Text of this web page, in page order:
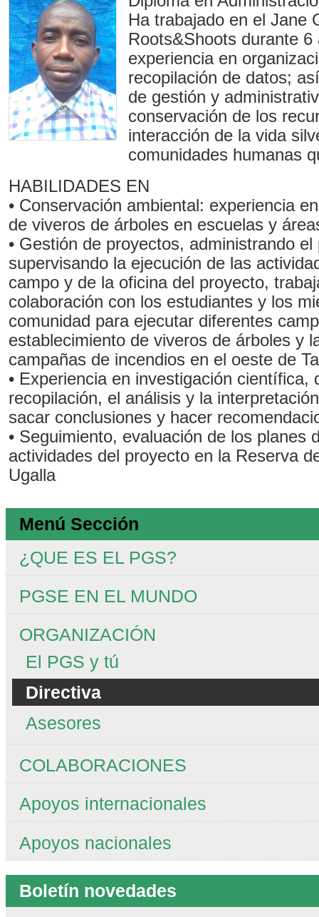
Ha trabajado en el Jane
Roots&Shoots durante 6
experiencia en
recopilación de datos;
de gestión y
conservación de los
interacción de la vida
comunidades humanas
HABILIDADES EN
• Conservación ambiental: experiencia
de viveros de árboles en escuelas y
• Gestión de proyectos, administrando
supervisando la ejecución de las
campo y de la oficina del proyecto,
colaboración con los estudiantes y los
comunidad para ejecutar diferentes
establecimiento de viveros de árboles y
campañas de incendios en el oeste de
• Experiencia en investigación científica,
recopilación, el análisis y la
sacar conclusiones y hacer
• Seguimiento, evaluación de los planes
actividades del proyecto en la Reserva
Ugalla
Menú Sección
¿QUE ES EL PGS?
PGSE EN EL MUNDO
ORGANIZACIÓN
El PGS y tú
Directiva
Asesores
COLABORACIONES
Apoyos internacionales
Apoyos nacionales
Boletín novedades